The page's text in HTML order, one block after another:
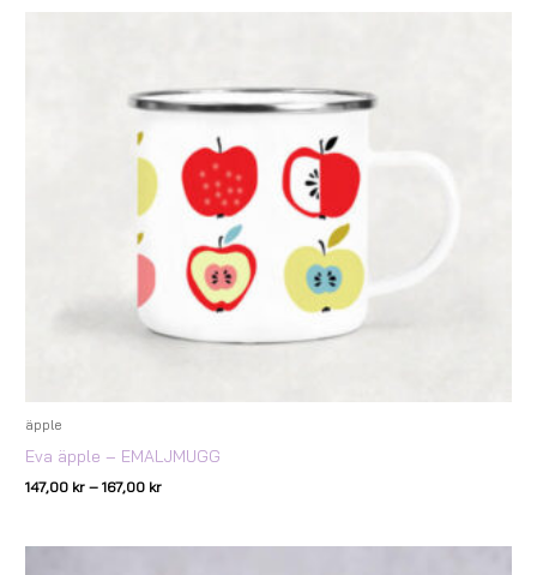
äpple
Eva äpple – EMALJMUGG
147,00 kr – 167,00 kr